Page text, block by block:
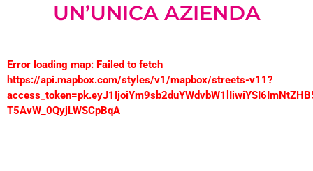
UN’UNICA AZIENDA
Error loading map: Failed to fetch
https://api.mapbox.com/styles/v1/mapbox/streets-v11?
T5AvW_0QyjLWSCpBqA